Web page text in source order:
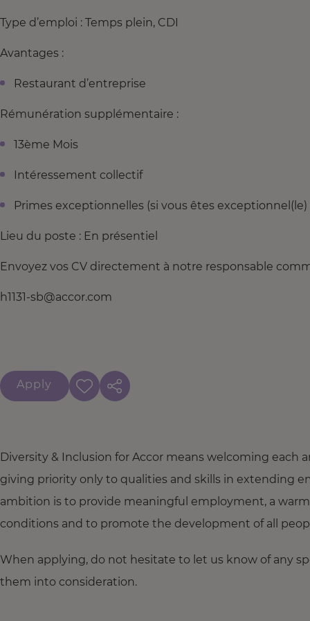
Type d’emploi : Temps plein, CDI
Avantages :
Restaurant d’entreprise
Rémunération supplémentaire :
13ème Mois
Intéressement collectif
Primes exceptionnelles (si vous êtes exceptionnel(le)
Lieu du poste : En présentiel
Envoyez vos CV directement à notre responsable
h1131-sb@accor.com
Apply
Diversity & Inclusion for Accor means welcoming
giving priority only to qualities and skills in extending
ambition is to provide meaningful employment, a
conditions and to promote the development of all
When applying, do not hesitate to let us know of any
them into consideration.